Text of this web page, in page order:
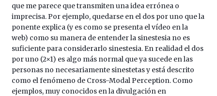
que me parece que transmiten una idea errónea o
imprecisa. Por ejemplo, quedarse en el dos por uno que la
ponente explica (y es como se presenta el vídeo en la
web) como su manera de entender la sinestesia no es
suficiente para considerarlo sinestesia. En realidad el dos
por uno (2×1) es algo más normal que ya sucede en las
personas no necesariamente sinestetas y está descrito
como el fenómeno de Cross-Modal Perception. Como
ejemplos, muy conocidos en la divulgación en